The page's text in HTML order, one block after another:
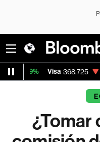
368.725 -0.23%
¿Tomar